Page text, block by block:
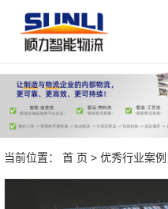
当前位置： 首 页 > 优秀行业案例